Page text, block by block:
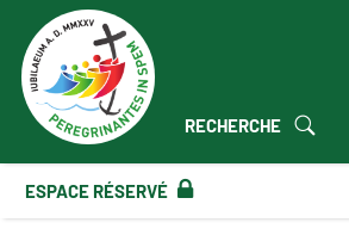
RECHERCHE
ESPACE RÉSERVÉ